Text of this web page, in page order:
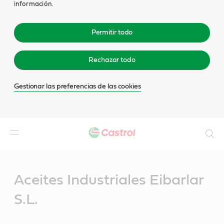
información.
Permitir todo
Rechazar todo
Gestionar las preferencias de las cookies
Aceites Industriales Eibarlar
S.L.